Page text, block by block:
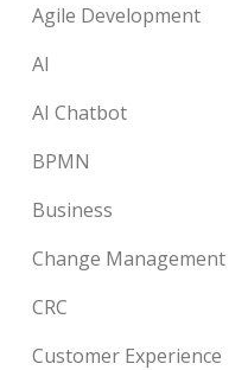
Agile Development
AI
AI Chatbot
BPMN
Business
Change Management
CRC
Customer Experience